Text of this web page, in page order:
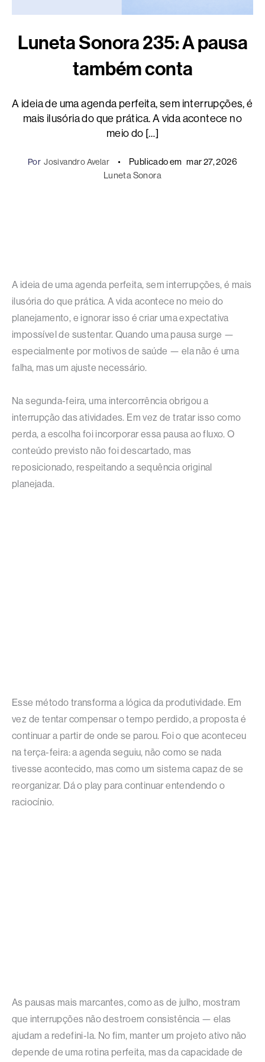
Luneta Sonora 235: A pausa
também conta
A ideia de uma agenda perfeita, sem interrupções, é
mais ilusória do que prática. A vida acontece no
meio do […]
Por Josivandro Avelar Publicado em mar 27, 2026
Luneta Sonora
A ideia de uma agenda perfeita, sem interrupções, é mais
ilusória do que prática. A vida acontece no meio do
planejamento, e ignorar isso é criar uma expectativa
impossível de sustentar. Quando uma pausa surge —
especialmente por motivos de saúde — ela não é uma
falha, mas um ajuste necessário.
Na segunda-feira, uma intercorrência obrigou a
interrupção das atividades. Em vez de tratar isso como
perda, a escolha foi incorporar essa pausa ao fluxo. O
conteúdo previsto não foi descartado, mas
reposicionado, respeitando a sequência original
planejada.
Esse método transforma a lógica da produtividade. Em
vez de tentar compensar o tempo perdido, a proposta é
continuar a partir de onde se parou. Foi o que aconteceu
na terça-feira: a agenda seguiu, não como se nada
tivesse acontecido, mas como um sistema capaz de se
reorganizar. Dá o play para continuar entendendo o
raciocínio.
As pausas mais marcantes, como as de julho, mostram
que interrupções não destroem consistência — elas
ajudam a redefini-la. No fim, manter um projeto ativo não
depende de uma rotina perfeita, mas da capacidade de